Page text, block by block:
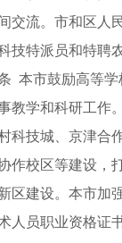
交流。市和区
技特派员和特
本市鼓励高等
教学和科研工
技城、京津合
作校区等建设
区建设。本市
人员职业资格